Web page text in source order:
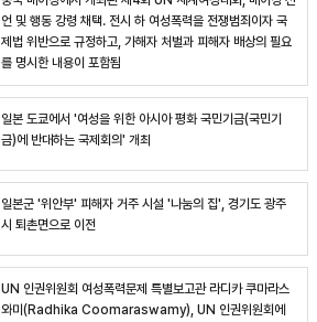
언 및 행동 강령 채택. 전시 하 여성폭력을 전쟁범죄이자 국
제법 위반으로 규정하고, 가해자 처벌과 피해자 배상의 필요
를 명시한 내용이 포함됨
일본 도쿄에서 '여성을 위한 아시아 평화 국민기금(국민기
금)에 반대하는 국제회의' 개최
일본군 '위안부' 피해자 거주 시설 '나눔의 집', 경기도 광주
시 퇴촌면으로 이전
UN 인권위원회 여성폭력문제 특별보고관 라디카 쿠마라스
와미(Radhika Coomaraswamy), UN 인권위원회에